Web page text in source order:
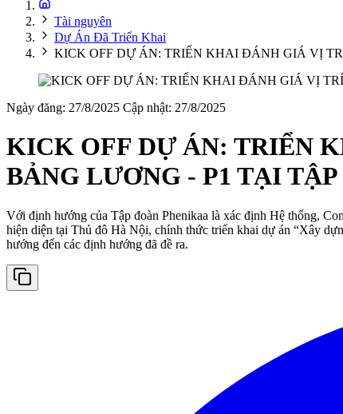
Tài nguyên
Dự Án Đã Triển Khai
KICK OFF DỰ ÁN: TRIỂN KHAI ĐÁNH GIÁ VỊ
Ngày đăng: 27/8/2025 Cập nhật: 27/8/2025
KICK OFF DỰ ÁN: TRIỂN
BẢNG LƯƠNG - P1 TẠI
Với định hướng của Tập đoàn Phenikaa là xác định Hệ thống,
hiện diện tại Thủ đô Hà Nội, chính thức triển khai dự án “Xây
hướng đến các định hướng đã đề ra.